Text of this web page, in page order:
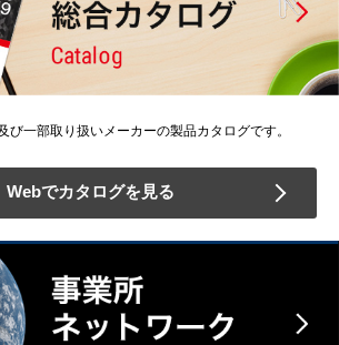
び一部取り扱いメーカーの製品カタログです。
Webでカタログを見る